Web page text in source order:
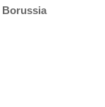
Borussia